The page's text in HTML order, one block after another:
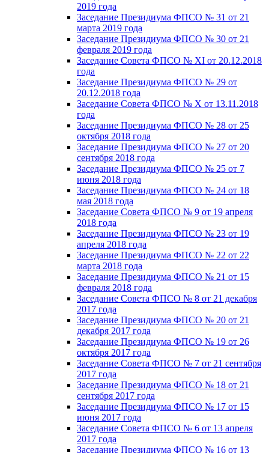
2019 года
Заседание Президиума ФПСО № 31 от 21
марта 2019 года
Заседание Президиума ФПСО № 30 от 21
февраля 2019 года
Заседание Совета ФПСО № XI от 20.12.2018
года
Заседание Президиума ФПСО № 29 от
20.12.2018 года
Заседание Совета ФПСО № X от 13.11.2018
года
Заседание Президиума ФПСО № 28 от 25
октября 2018 года
Заседание Президиума ФПСО № 27 от 20
сентября 2018 года
Заседание Президиума ФПСО № 25 от 7
июня 2018 года
Заседание Президиума ФПСО № 24 от 18
мая 2018 года
Заседание Совета ФПСО № 9 от 19 апреля
2018 года
Заседание Президиума ФПСО № 23 от 19
апреля 2018 года
Заседание Президиума ФПСО № 22 от 22
марта 2018 года
Заседание Президиума ФПСО № 21 от 15
февраля 2018 года
Заседание Совета ФПСО № 8 от 21 декабря
2017 года
Заседание Президиума ФПСО № 20 от 21
декабря 2017 года
Заседание Президиума ФПСО № 19 от 26
октября 2017 года
Заседание Совета ФПСО № 7 от 21 сентября
2017 года
Заседание Президиума ФПСО № 18 от 21
сентября 2017 года
Заседание Президиума ФПСО № 17 от 15
июня 2017 года
Заседание Совета ФПСО № 6 от 13 апреля
2017 года
Заседание Президиума ФПСО № 16 от 13